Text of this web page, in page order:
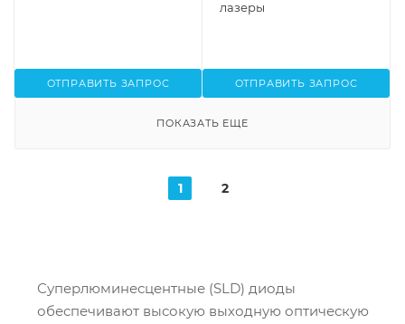
ОТПРАВИТЬ ЗАПРОС
лазеры
ОТПРАВИТЬ ЗАПРОС
ПОКАЗАТЬ ЕЩЕ
1 2
Суперлюминесцентные (SLD) диоды
обеспечивают высокую выходную оптическую